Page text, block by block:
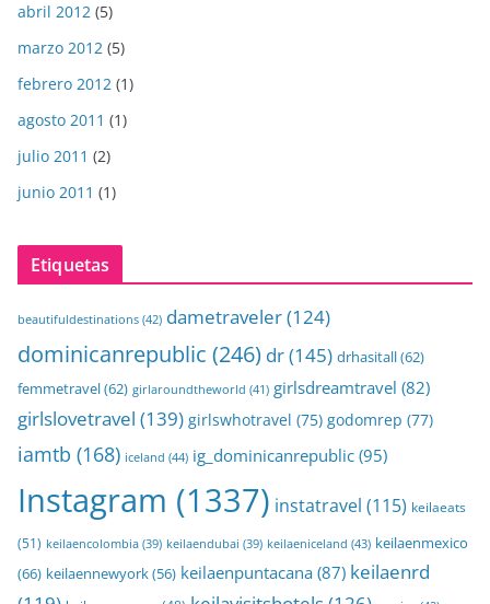
abril 2012 (5)
marzo 2012 (5)
febrero 2012 (1)
agosto 2011 (1)
julio 2011 (2)
junio 2011 (1)
Etiquetas
beautifuldestinations (42) dametraveler(124)
dominicanrepublic (246) dr(145) drhasitall(62)
femmetravel(62) girlaroundtheworld (41) girlsdreamtravel (82)
girlslovetravel (139) girlswhotravel (75) godomrep (77)
iamtb (168) iceland (44) ig_dominicanrepublic (95)
Instagram (1337) instatravel (115) keilaeats
(51) keilaencolombia (39) keilaendubai (39) keilaeniceland (43) keilaenmexico
(66) keilaennewyork(56) keilaenpuntacana (87) keilaenrd